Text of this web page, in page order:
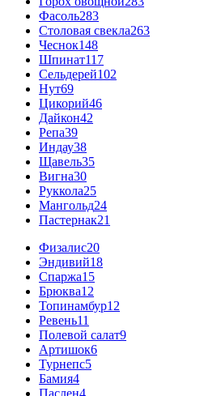
Фасоль283
Столовая свекла263
Чеснок148
Шпинат117
Сельдерей102
Нут69
Цикорий46
Дайкон42
Репа39
Индау38
Щавель35
Вигна30
Руккола25
Мангольд24
Пастернак21
Физалис20
Эндивий18
Спаржа15
Брюква12
Топинамбур12
Ревень11
Полевой салат9
Артишок6
Турнепс5
Бамия4